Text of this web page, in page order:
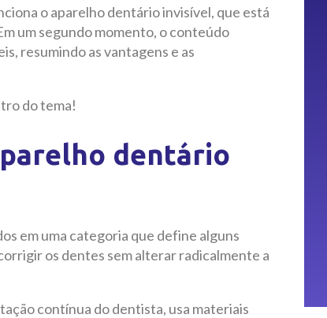
o aparelho dentário invisível, que está
um segundo momento, o conteúdo
resumindo as vantagens e as
do tema!
dentário
em uma categoria que define alguns
os dentes sem alterar radicalmente a
contínua do dentista, usa materiais